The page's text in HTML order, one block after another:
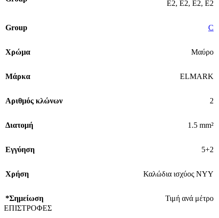
E2, E2, E2, E2
Group C
Χρώμα Μαύρο
Μάρκα ELMARK
Αριθμός κλώνων 2
Διατομή 1.5 mm²
Εγγύηση 5+2
Χρήση Καλώδια ισχύος ΝΥΥ
*Σημείωση
Τιμή ανά μέτρο
ΕΠΙΣΤΡΟΦΕΣ